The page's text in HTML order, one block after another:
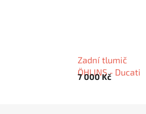
Zadní tlumič
ÖHLINS - Ducati
7 000 Kč